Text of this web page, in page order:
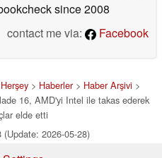
since 2008
contact me via:
Facebook
> Haberler> Haber Arşivi >
16, AMD'yi Intel ile takas ederek
elde etti
2026-05-28)